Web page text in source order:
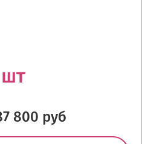
800 руб